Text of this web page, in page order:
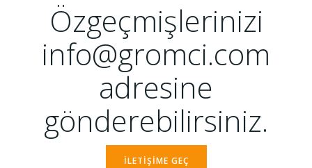
Özgeçmişlerinizi
info@gromci.com
adresine
gönderebilirsiniz.
ILETIŞIME GEÇ